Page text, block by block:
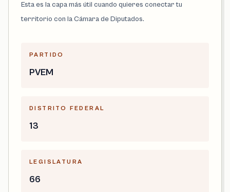
Esta es la capa más útil cuando quieres conectar tu
territorio con la Cámara de Diputados.
PARTIDO
PVEM
DISTRITO FEDERAL
13
LEGISLATURA
66